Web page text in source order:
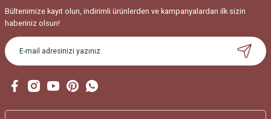
Bültenimize kayıt olun, indirimli ürünlerden ve kampanyalardan ilk sizin
haberiniz olsun!